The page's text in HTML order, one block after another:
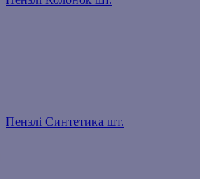
Пензлі Синтетика шт.